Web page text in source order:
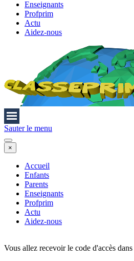
Enseignants
Profprim
Actu
Aidez-nous
Sauter le menu
×
Accueil
Enfants
Parents
Enseignants
Profprim
Actu
Aidez-nous
Vous allez recevoir le code d'accès